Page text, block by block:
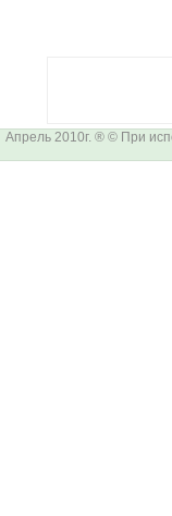
Апрель 2010г. ® © При